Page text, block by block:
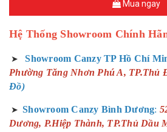
Mua ngay
Hệ Thống Showroom Chính
➤ Showroom Canzy TP Hồ Chí
Phường Tăng Nhơn Phú A, TP.Thủ
Đồ)
➤ Showroom Canzy Bình Dương:
Dương, P.Hiệp Thành, TP.Thủ Dầu